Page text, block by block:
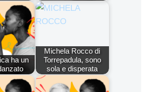
ha un
Michela Rocco di
Torrepadula, sono
sola e disperata